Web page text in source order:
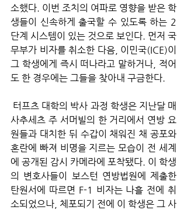
소했다. 이번 조치의 여파로 영향을 받은 학
생들이 신속하게 출국할 수 있도록 하는 2
단계 시스템이 있는 것으로 보인다. 먼저 국
무부가 비자를 취소한 다음, 이민국(ICE)이
그 학생에게 즉시 떠나라고 말하거나, 적어
도 한 경우에는 그들을 찾아내 구금한다.
사추세츠 주 서머빌의 한 거리에서 연방 요
원들과 대치한 뒤 수갑이 채워진 채 공포와
혼란에 빠져 비명을 지르는 모습이 전 세계
에 공개된 감시 카메라에 포착됐다. 이 학생
의 변호사들이 보스턴 연방법원에 제출한
탄원서에 따르면 F-1 비자는 나흘 전에 취
소되었으나, 체포되기 전에 이 학생은 그 사